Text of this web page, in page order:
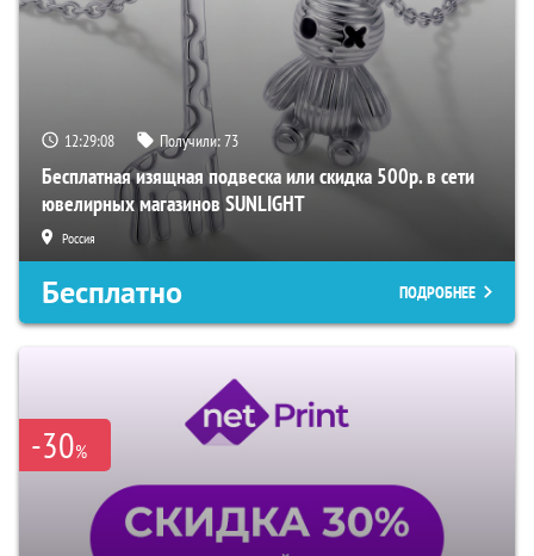
12:29:07 Получили:73
Бесплатная изящная подвеска или скидка 500р. в сети
ювелирных магазинов SUNLIGHT
Россия
Бесплатно ПОДРОБНЕЕ
-30%